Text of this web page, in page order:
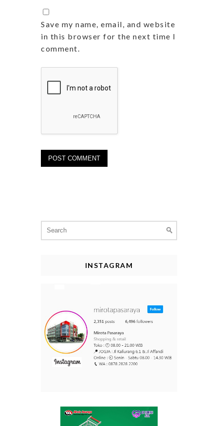
Save my name, email, and website
in this browser for the next time I
comment.
for:
INSTAGRAM